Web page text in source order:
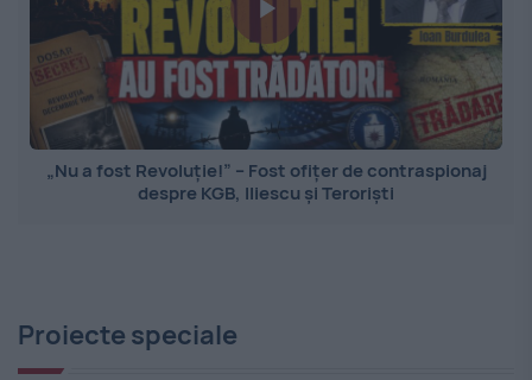
„Nu a fost Revoluție!” – Fost ofițer de contraspionaj
despre KGB, Iliescu și Teroriști
Proiecte speciale